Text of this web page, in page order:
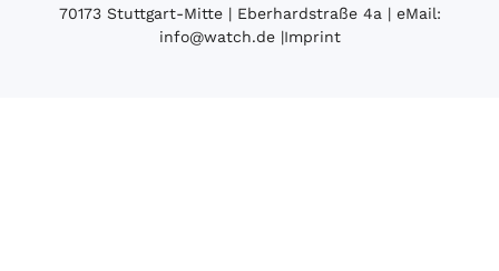
70173 Stuttgart-Mitte | Eberhardstraße 4a | eMail:
info@watch.de|Imprint